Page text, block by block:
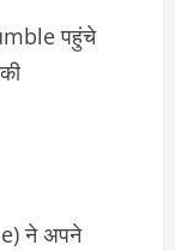
ने अपने